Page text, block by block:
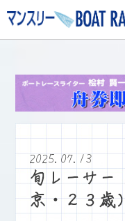
2025.07.13
旬レーサ
京・２３歳）